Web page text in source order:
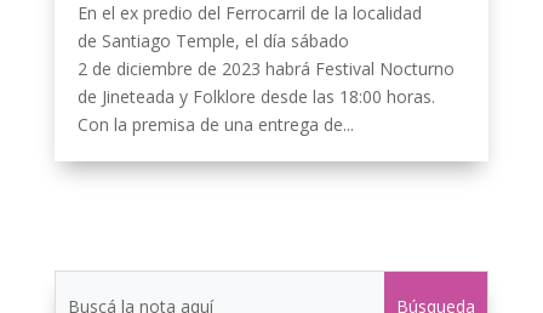
En el ex predio del Ferrocarril de la localidad
de Santiago Temple, el día sábado
2 de diciembre de 2023 habrá Festival Nocturno
de Jineteada y Folklore desde las 18:00 horas.
Con la premisa de una entrega de...